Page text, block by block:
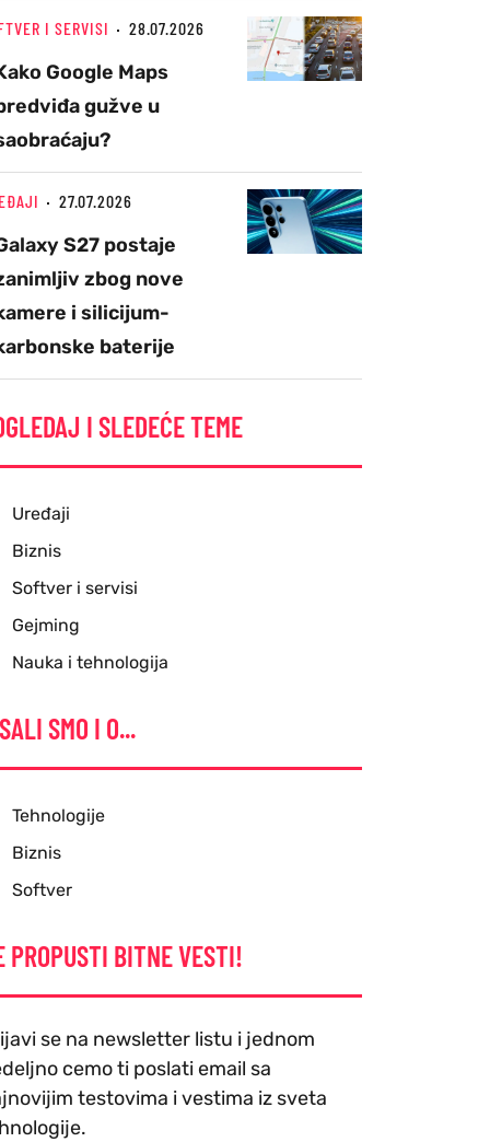
I SERVISI 28.07.2026
Google Maps
gužve u
27.07.2026
S27 postaje
zbog nove
i silicijum-
baterije
I SLEDEĆE TEME
Uređaji
Biznis
Softver i servisi
Gejming
Nauka i tehnologija
SMO I O...
Tehnologije
Biznis
Softver
PROPUSTI BITNE VESTI!
se na newsletter listu i jednom
cemo ti poslati email sa
testovima i vestima iz sveta